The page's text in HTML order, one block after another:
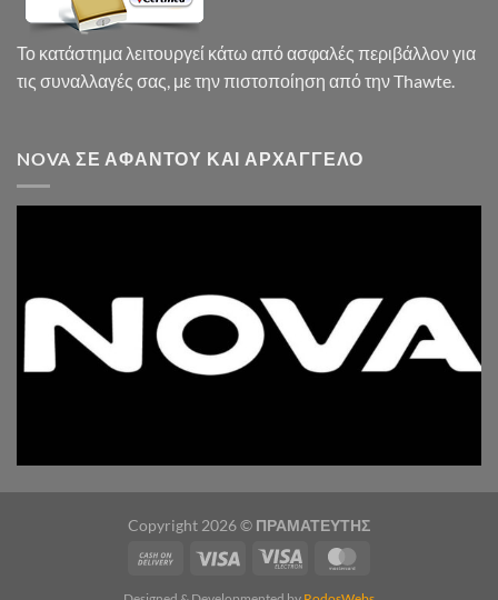
Το κατάστημα λειτουργεί κάτω από ασφαλές περιβάλλον για
τις συναλλαγές σας, με την πιστοποίηση από την Thawte.
NOVA ΣΕ ΑΦΆΝΤΟΥ ΚΑΙ ΑΡΧΆΓΓΕΛΟ
Copyright 2026 © ΠΡΑΜΑΤΕΥΤΗΣ